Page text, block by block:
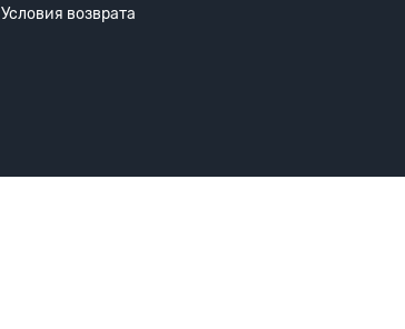
Условия возврата